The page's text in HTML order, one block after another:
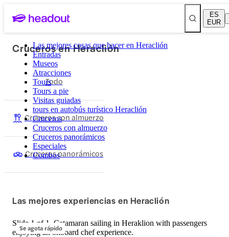
ES
EUR
Las mejores cosas que hacer en Heraclión
Entradas
Museos
Atracciones
Tours
Tours a pie
Visitas guiadas
tours en autobús turístico Heraclión
Cruceros
Cruceros con almuerzo
Cruceros panorámicos
Especiales
Combos
Cruceros en Heraclión
Todo
Cruceros con almuerzo
Cruceros panorámicos
Las mejores experiencias en Heraclión
Se agota rápido
Slide 1 of 1, Catamaran sailing in Heraklion with passengers
enjoying an onboard chef experience.